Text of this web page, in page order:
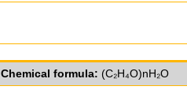
Chemical formula: (C₂H₄O)nH₂O